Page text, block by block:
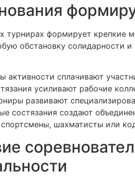
турнирах формирует
обстановку солидарности и
активности сплачивают
усиливают рабочие
развивают
состязания создают
спортсмены, шахматисты или